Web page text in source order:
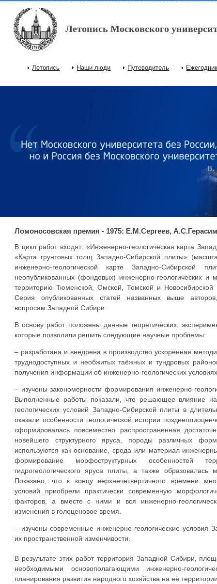
Перейти к основному содержанию
Летопись Московского
Главное меню
Летопись Наши люди Путеводитель
Ломоносовская премия - 1975: Е.М.Сергеев,
В цикл работ входят: «Инженерно-геологическая карта
«Карта грунтовых толщ Западно-Сибирской плиты»
инженерно-геологической карте Западно-
неопубликованных (фондовых) инженерно-геологических
территорию Тюменской, Омской, Томской и
Серия опубликованных статей названных выше
вопросам Западной Сибири.
В основу работ положены данные теоретических,
которые позволили решить следующие научные проблемы:
– разработана и внедрена в производство ускоренная
труднодоступных и необжитых таёжных и тундровых
получения информации об инженерно-геологических
– изучены закономерности формирования инженерно-
Выполненные работы показали, что решающее влияние
геологических условий Западно-Сибирской плиты в
оказали особенности геологической истории
сформировалась повсеместно распространенная
новейшего структурного яруса, породы различных
используются как основание, среда или материал
формирование морфоструктурных особенностей
гидрогеологического яруса плиты, а также
Показано, что к концу верхнечетвертичного времени
условий приобрели практически современную
факторов, а вместе с ними и вся инженерно-
изменения в голоценовое время.
– изучены современные инженерно-геологические условия
их пространственной изменчивости.
В результате этих работ территория Западной Сибири,
необходимыми основополагающими инженерно-
планирования развития народного хозяйства на её